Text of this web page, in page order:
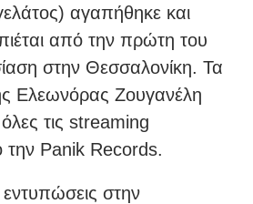
αγαπήθηκε και
από την πρώτη του
στην Θεσσαλονίκη. Τα
Ελεωνόρας Ζουγανέλη
τις streaming
Panik Records.
στην